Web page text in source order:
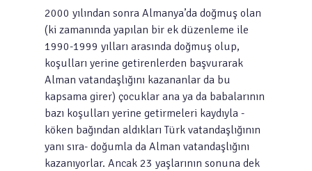
2000 yılından sonra Almanya’da doğmuş olan
(ki zamanında yapılan bir ek düzenleme ile
1990-1999 yılları arasında doğmuş olup,
koşulları yerine getirenlerden başvurarak
Alman vatandaşlığını kazananlar da bu
kapsama girer) çocuklar ana ya da babalarının
bazı koşulları yerine getirmeleri kaydıyla -
köken bağından aldıkları Türk vatandaşlığının
yanı sıra- doğumla da Alman vatandaşlığını
kazanıyorlar. Ancak 23 yaşlarının sonuna dek